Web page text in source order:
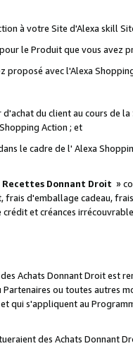
à votre Site d'Alexa skill
le Produit que vous avez
proposé avec l'Alexa
du client au cours de
Action ; et
le cadre de l' Alexa
Recettes Donnant Droit »
d'emballage cadeau,
et créances
Achats Donnant Droit est
ou toutes autres
qui s'appliquent au
des Achats Donnant